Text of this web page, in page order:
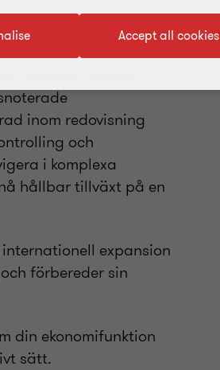
startups, private
inom redovisning
och
i komplexa
hållbar tillväxt på en
expansion
förbereder sin
din ekonomifunktion
sätt.
Accept all cookies